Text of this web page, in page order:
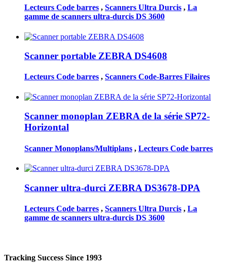
Lecteurs Code barres , Scanners Ultra Durcis , La
gamme de scanners ultra-durcis DS 3600
Scanner portable ZEBRA DS4608
Lecteurs Code barres , Scanners Code-Barres Filaires
Scanner monoplan ZEBRA de la série SP72-
Horizontal
Scanner Monoplans/Multiplans , Lecteurs Code barres
Scanner ultra-durci ZEBRA DS3678-DPA
Lecteurs Code barres , Scanners Ultra Durcis , La
gamme de scanners ultra-durcis DS 3600
Tracking Success Since 1993